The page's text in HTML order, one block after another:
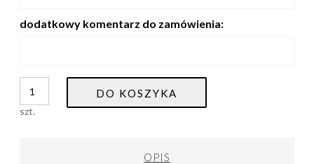
dodatkowy komentarz do zamówienia:
szt.
DO KOSZYKA
OPIS